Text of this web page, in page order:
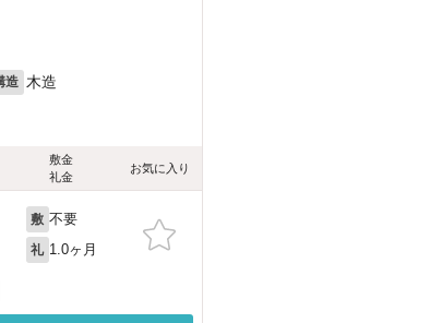
造 木造
敷金
礼金
お気に入り
敷 不要
礼 1.0ヶ月